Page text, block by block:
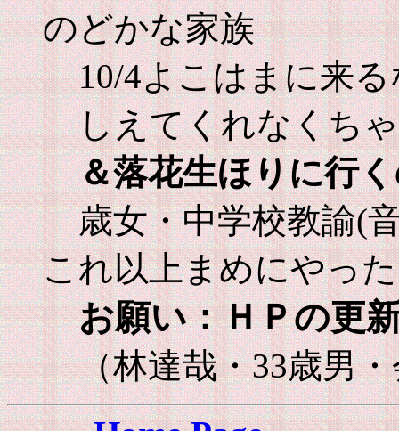
のどかな家族
10/4よこはまに来
しえてくれなく
＆落花生ほりに行
歳女・中学校教諭(
これ以上まめにやっ
お願い：ＨＰの更
（林達哉・33歳男